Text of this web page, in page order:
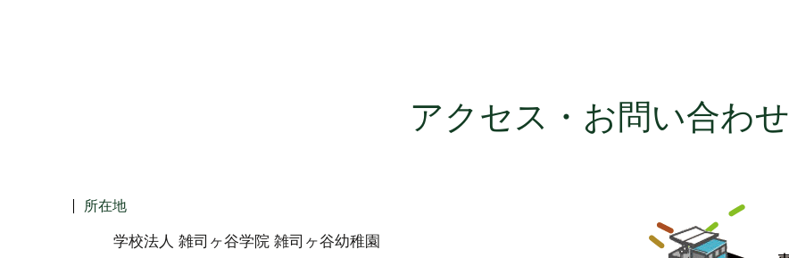
アクセス・お問い合わせ
所在地
学校法人 雑司ヶ谷学院 雑司ヶ谷幼稚園